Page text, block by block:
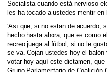
Socialista cuando está nervioso
les ha tocado a ustedes mentir en
'Así que, si no están de acuerdo,
hecho hasta ahora, que es como
recreo juega al fútbol, si no le
se va. Cojan ustedes hoy el
votar hoy aquí este dictamen, que
Grupo Parlamentario de Coalición